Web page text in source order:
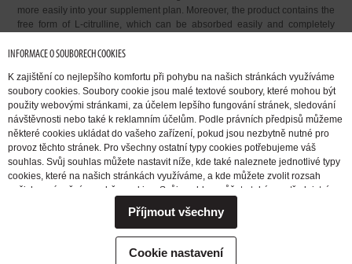
more easily into your supplement plan. Moreover, the product contains the
free form of L-citrulline, which can be absorbed easily and completely
We offer you 100% Pure Citrulline in both its natural form, i.e., 100% pure
free L-citrulline without any additional ingredients, as well as in fruit
flavors, which will refresh you tremendously before your workout!
Extrifit offers you pure citrulline in two products, except bulk powder you
can also try the pure citrulline in the productCITRULLINE PURE 1.000 MG
/ CPS.
RECOMMENDED DOSAGE:
g) into 100–200 ml of water
use 20 to 30 minutes before working out
INFORMACE O SOUBORECH COOKIES
K zajištění co nejlepšího komfortu při pohybu na našich stránkách využíváme
soubory cookies. Soubory cookie jsou malé textové soubory, které mohou být
použity webovými stránkami, za účelem lepšího fungování stránek, sledování
návštěvnosti nebo také k reklamním účelům. Podle právních předpisů můžeme
některé cookies ukládat do vašeho zařízení, pokud jsou nezbytně nutné pro
provoz těchto stránek. Pro všechny ostatní typy cookies potřebujeme váš
souhlas. Svůj souhlas můžete nastavit níže, kde také naleznete jednotlivé typy
cookies, které na našich stránkách využíváme, a kde můžete zvolit rozsah
našich oprávnění pro sběr cookies. Svůj souhlas můžete také prostřednictvím
změny vybrané varianty kdykoli změnit nebo zrušit. Pokud byste nás
potřebovali ohledně výkonu vašich práv v souvislosti se zpracováním cookies
Podrobné informace k souborům cookies a více o tom, kdo jsme a jak
Cookie nastavení
Příjmout všechny